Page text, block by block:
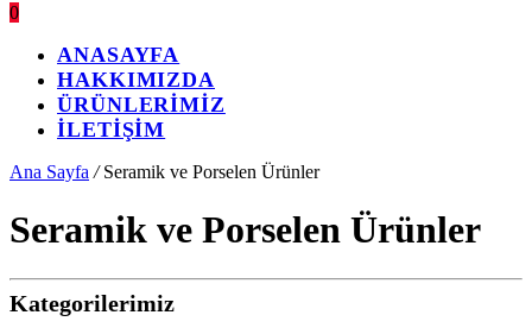
0
ANASAYFA
HAKKIMIZDA
ÜRÜNLERİMİZ
İLETİŞİM
Ana Sayfa /Seramik ve Porselen Ürünler
Seramik ve Porselen Ürünler
Kategorilerimiz